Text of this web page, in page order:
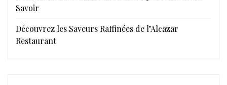
Savoir
Découvrez les Saveurs Raffinées de l’Alcazar
Restaurant